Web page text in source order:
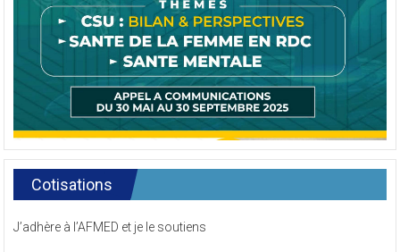
Cotisations
J’adhère à l’AFMED et je le soutiens